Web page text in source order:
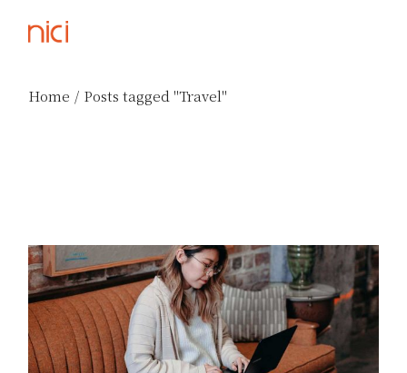
content
Home Posts tagged "Travel"